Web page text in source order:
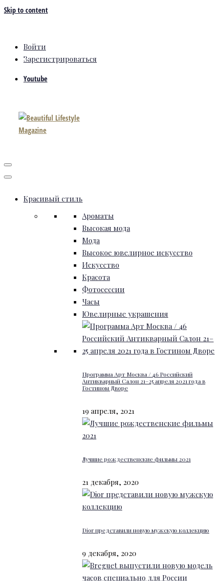
Skip to content
Войти
Зарегистрироваться
Youtube
Красивый стиль
Ароматы
Высокая мода
Мода
Высокое ювелирное искусство
Искусство
Красота
Фотосессии
Часы
Ювелирные украшения
Программа Арт Москва / 46 Российский
Антикварный Салон 21–25 апреля 2021 года в
Гостином Дворе
19 апреля, 2021
Лучшие рождественские фильмы 2021
21 декабря, 2020
Dior представили новую мужскую коллекцию
9 декабря, 2020